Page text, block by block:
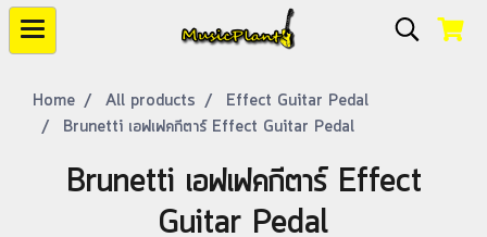
Home All products
Effect Guitar Pedal
Brunetti เอฟเฟคกีตาร์ Effect Guitar Pedal
Brunetti เอฟเฟคกีตาร์ Effect
Guitar Pedal